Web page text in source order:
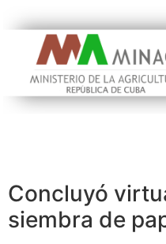
Concluyó
siembra de